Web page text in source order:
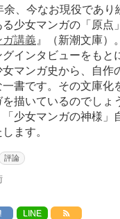
、今なお現役であり
少女マンガの「原点
ガ講義 』（新潮文庫）
インタビューをもと
マンガ史から、自作
一書です。その文庫化
描いているのでしょ
少女マンガの神様」
ます。
評論
LINE